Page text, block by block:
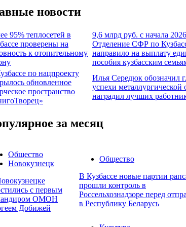
новости
95% теплосетей в
проверены на
к отопительному
9,6 млрд руб. с начала
Отделение СФР по
направило на выплату
пособия кузбасским
по нацпроекту
обновленное
пространство
Илья Середюк обозначил
успехи металлургической
наградил лучших
за месяц
Общество
Новокузнецк
с первым
ОМОН
Добижей
Общество
В Кузбассе новые партии
прошли контроль в
Россельхознадзоре перед
в Республику Беларусь